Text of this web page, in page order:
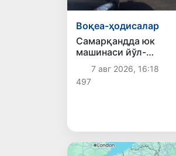
Воқеа-ҳодисалар
Самарқандда юк
машинаси йўл-
транспорт ҳодисасига
учради, оқибатда
ҳайдовчи ҳалок бўлди
7 авг 2026, 16:18
497